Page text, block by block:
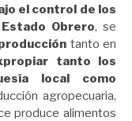
el control de los
Obrero, se
tanto en
tanto los
local como
agropecuaria,
produce alimentos